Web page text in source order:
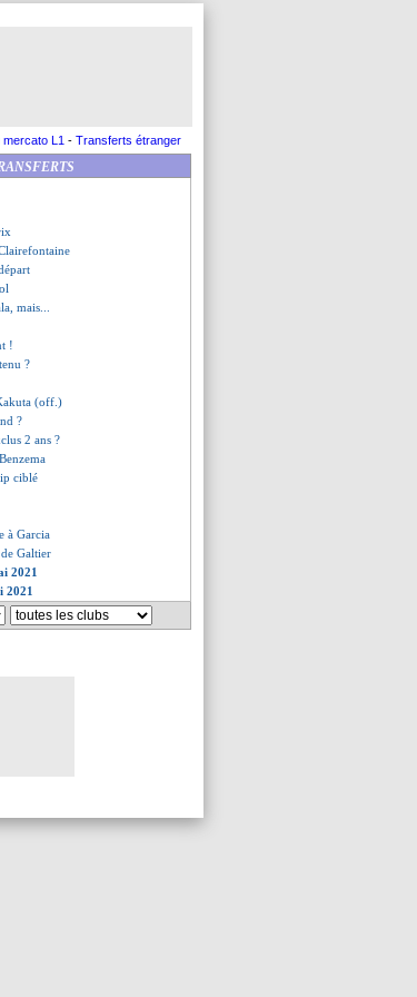
mercato L1 - Transferts étranger
?
mais...
!
?
(off.)
?
2 ans ?
ciblé
à Garcia
Galtier
2021
2021